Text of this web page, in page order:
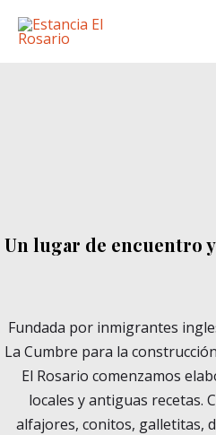
Un lugar de encuentro
Fundada por inmigrantes
La Cumbre para la
El Rosario comenzamos
locales y antiguas recetas.
alfajores, conitos, galletitas,